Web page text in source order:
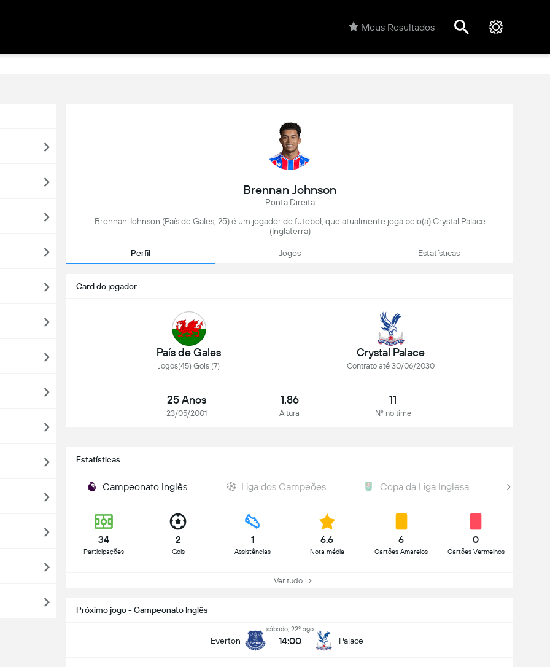
Meus Resultados
Brennan Johnson
Ponta Direita
Brennan Johnson (País de Gales, 25) é um jogador de futebol, que atualmente joga pelo(a) Crystal Palace
(Inglaterra)
Perfil Jogos Estatísticas
Card do jogador
País de Gales
Jogos(45) Gols (7)
Crystal Palace
Contrato até 30/06/2030
25 Anos
23/05/2001
1.86
Altura
11
Nº no time
Estatísticas
Campeonato Inglês Liga dos Campeões Copa da Liga Inglesa
34
Participações
2
Gols
1
Assistências
6.6
Nota média
6
Cartões Amarelos
0
Cartões Vermelhos
Ver tudo
Próximo jogo - Campeonato Inglês
Everton
sábado, 22º ago
14:00 Palace